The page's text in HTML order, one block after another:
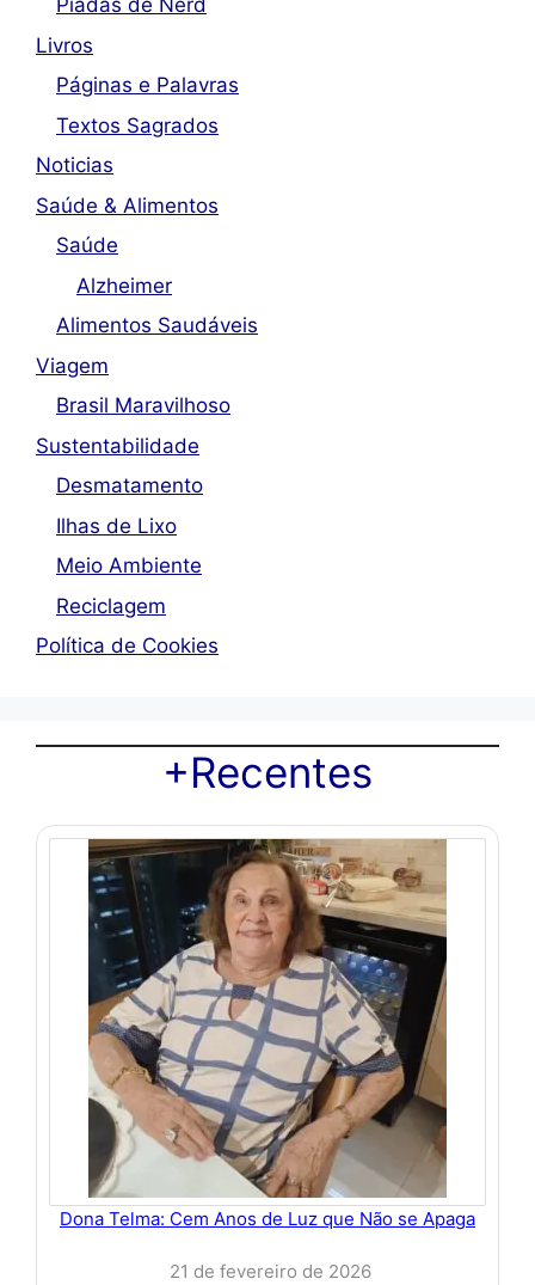
Piadas de Nerd
Livros
Páginas e Palavras
Textos Sagrados
Noticias
Saúde & Alimentos
Saúde
Alzheimer
Alimentos Saudáveis
Viagem
Brasil Maravilhoso
Sustentabilidade
Desmatamento
Ilhas de Lixo
Meio Ambiente
Reciclagem
Política de Cookies
+Recentes
Dona Telma: Cem Anos de Luz que Não se Apaga
21 de fevereiro de 2026